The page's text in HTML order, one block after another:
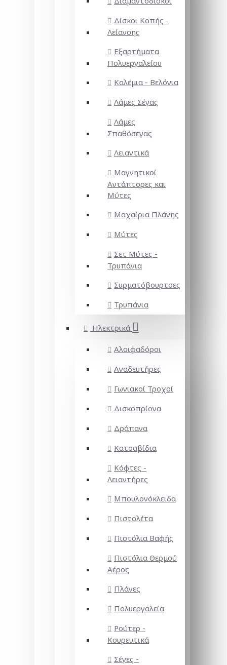
Δίσκοι Κοπής -
Λείανσης
Εξαρτήματα
Πολυεργαλείου
Καλέμια - Βελόνια
Λάμες Σέγας
Λάμες
Σπαθόσεγας
Λειαντικά
Μαγνητικοί
Αντάπτορες και
Μύτες
Μαχαίρια Πλάνης
Μύτες
Σετ Μύτες -
Τρυπάνια
Συρματόβουρτσες
Τρυπάνια
Ηλεκτρικά
Αλοιφαδόροι
Αναδευτήρες
Γωνιακοί Τροχοί
Δισκοπρίονα
Δράπανα
Κατσαβίδια
Κόφτες -
Λειαντήρες
Μπουλονόκλειδα
Πιστολέτα
Πιστόλια Βαφής
Πιστόλια Θερμού
Αέρος
Πλάνες
Πολυεργαλεία
Ρούτερ -
Κουρευτικά
Σέγες -